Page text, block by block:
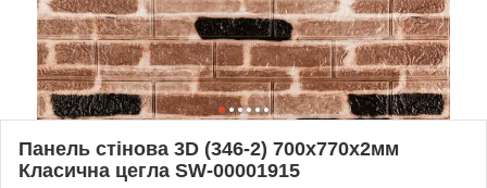
Панель стінова 3D (346-2) 700х770х2мм
Класична цегла SW-00001915